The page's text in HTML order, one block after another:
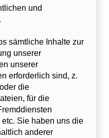
und
sämtliche Inhalte zur
unserer
unserer
erforderlich sind, z.
die
für die
Sie haben uns die
anderer